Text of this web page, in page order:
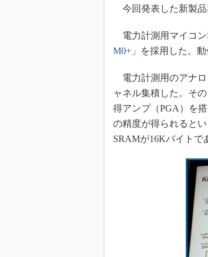
今回発表した新製品
電力計測用マイコン
M0+ 」を採用した。
電力計測用のアナロ
ャネル集積した。そ
得アンプ（PGA）を
の精度が得られると
SRAMが16Kバイトで